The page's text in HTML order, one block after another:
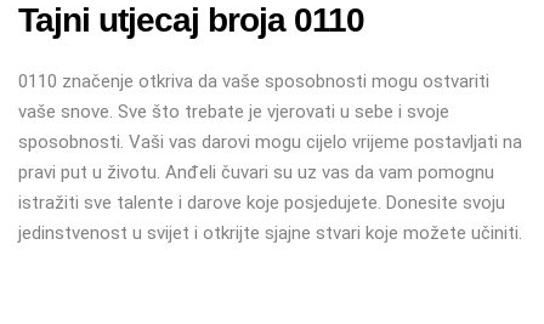
Tajni utjecaj broja 0110
0110 značenje otkriva da vaše sposobnosti mogu ostvariti
vaše snove. Sve što trebate je vjerovati u sebe i svoje
sposobnosti. Vaši vas darovi mogu cijelo vrijeme postavljati na
pravi put u životu. Anđeli čuvari su uz vas da vam pomognu
istražiti sve talente i darove koje posjedujete. Donesite svoju
jedinstvenost u svijet i otkrijte sjajne stvari koje možete učiniti.